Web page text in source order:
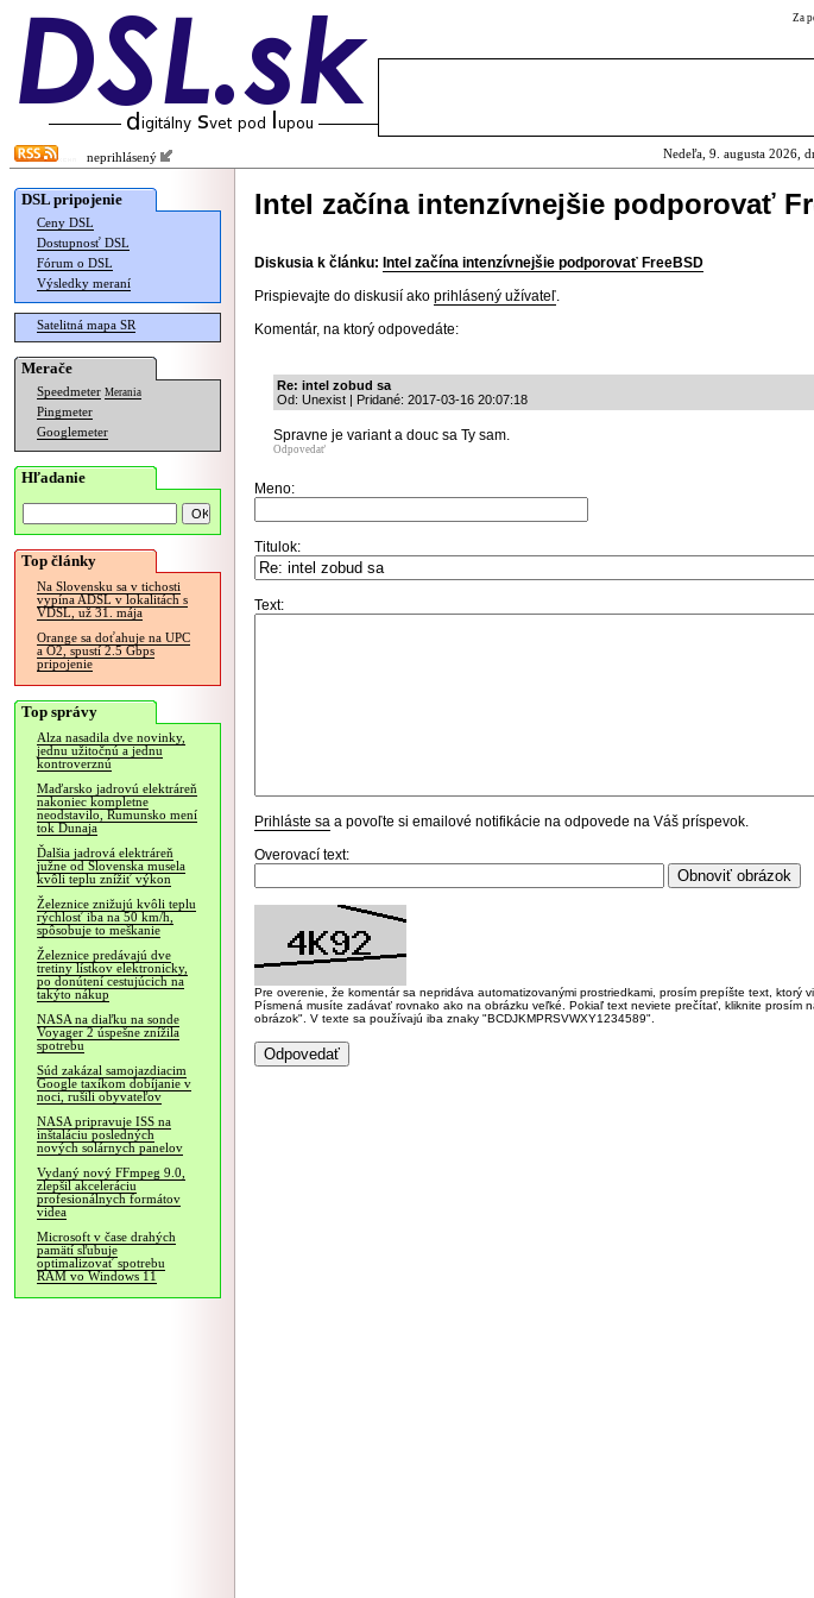
Za
neprihlásený Nedeľa, 9. augusta 2026,
DSL pripojenie
Ceny DSL
Dostupnosť DSL
Fórum o DSL
Výsledky meraní
Satelitná mapa SR
Merače
Speedmeter Merania
Pingmeter
Googlemeter
Hľadanie
Top články
Na Slovensku sa v tichosti
vypína ADSL v lokalitách s
VDSL, už 31. mája
Orange sa doťahuje na UPC
a O2, spustí 2.5 Gbps
pripojenie
Top správy
Alza nasadila dve novinky,
jednu užitočnú a jednu
kontroverznú
Maďarsko jadrovú elektráreň
nakoniec kompletne
neodstavilo, Rumunsko mení
tok Dunaja
Ďalšia jadrová elektráreň
južne od Slovenska musela
kvôli teplu znížiť výkon
Železnice znižujú kvôli teplu
rýchlosť iba na 50 km/h,
spôsobuje to meškanie
Železnice predávajú dve
tretiny lístkov elektronicky,
po donútení cestujúcich na
takýto nákup
NASA na diaľku na sonde
Voyager 2 úspešne znížila
spotrebu
Súd zakázal samojazdiacim
Google taxíkom dobíjanie v
noci, rušili obyvateľov
NASA pripravuje ISS na
inštaláciu posledných
nových solárnych panelov
Vydaný nový FFmpeg 9.0,
zlepšil akceleráciu
profesionálnych formátov
videa
Microsoft v čase drahých
pamätí sľubuje
optimalizovať spotrebu
RAM vo Windows 11
Intel začína intenzívnejšie podporovať
Diskusia k článku: Intel začína intenzívnejšie podporovať FreeBSD
Prispievajte do diskusií ako prihlásený užívateľ.
Komentár, na ktorý odpovedáte:
Re: intel zobud sa
Od: Unexist | Pridané: 2017-03-16 20:07:18
Spravne je variant a douc sa Ty sam.
Odpovedať
Meno:
Titulok:
Text:
Prihláste sa a povoľte si emailové notifikácie na odpovede na Váš príspevok.
Overovací text:
Pre overenie, že komentár sa nepridáva automatizovanými prostriedkami, prosím prepíšte text, ktorý
Písmená musíte zadávať rovnako ako na obrázku veľké. Pokiaľ text neviete prečítať, kliknite prosím
obrázok". V texte sa používajú iba znaky "BCDJKMPRSVWXY1234589".